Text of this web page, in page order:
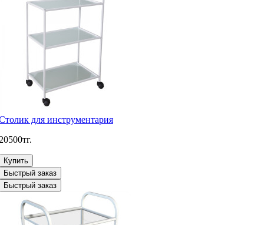
для инструментария
Купить
Быстрый заказ
Быстрый заказ